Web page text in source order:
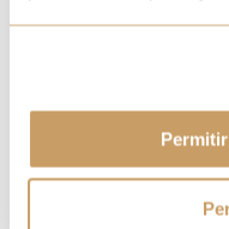
RcAttributi
Estadística (10)